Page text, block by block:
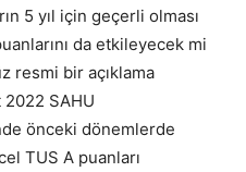
5 yıl için geçerli olması
da etkileyecek mi
resmi bir açıklama
2022 SAHU
önceki dönemlerde
TUS A puanları